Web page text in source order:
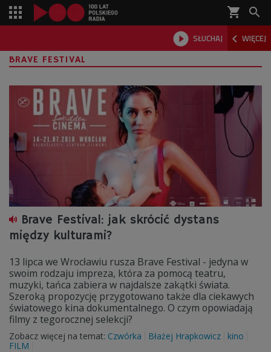
shopping_cart 
 SŁUCHAJ  WIĘCEJ

BRAVE FESTIVAL
Brave Festival: jak skrócić dystans
między kulturami?
13 lipca we Wrocławiu rusza Brave Festival - jedyna w
swoim rodzaju impreza, która za pomocą teatru,
muzyki, tańca zabiera w najdalsze zakątki świata.
Szeroką propozycję przygotowano także dla ciekawych
światowego kina dokumentalnego. O czym opowiadają
filmy z tegorocznej selekcji?
Zobacz więcej na temat: Czwórka Błażej Hrapkowicz
kino
FILM